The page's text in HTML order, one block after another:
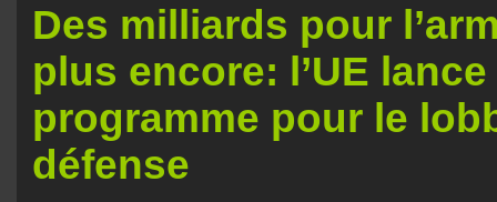
Des milliards pour
plus encore: l’UE
programme pour le
défense